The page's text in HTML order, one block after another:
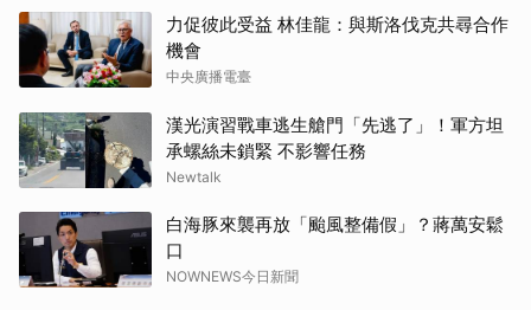
力促彼此受益 林佳龍：與斯洛伐克共尋合作
機會
中央廣播電臺
漢光演習戰車逃生艙門「先逃了」！軍方坦
承螺絲未鎖緊 不影響任務
Newtalk
白海豚來襲再放「颱風整備假」？蔣萬安鬆
口
NOWNEWS今日新聞